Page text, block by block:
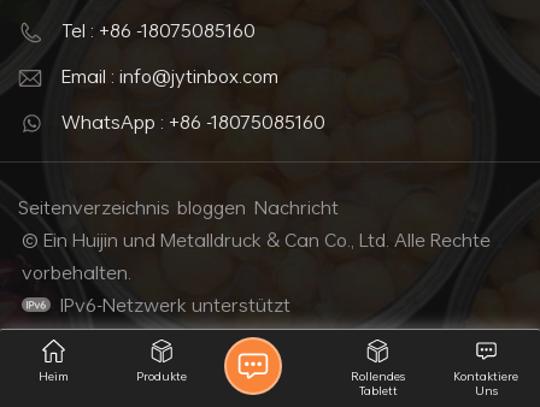
Tel : +86 -18075085160
Email : info@jytinbox.com
WhatsApp : +86 -18075085160
Seitenverzeichnis bloggen Nachricht
© Ein Huijin und Metalldruck & Can Co., Ltd. Alle Rechte
vorbehalten.
IPv6-Netzwerk unterstützt
Heim Produkte
Kontaktiere
Uns
Rollendes
Tablett